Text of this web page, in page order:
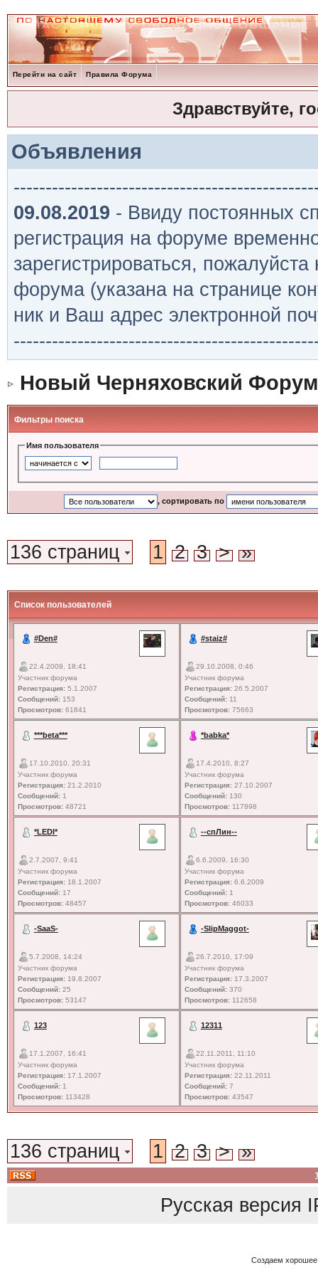
Перейти на сайт Правила Форума
Здравствуйте,
Объявления
09.08.2019 - Ввиду постоянных
регистрация на форуме
зарегистрироваться,
форума (указана на странице
ник и Ваш адрес электронной
Новый Черняховский Форум
Фильтры поиска
Имя пользователя
, сортировать по
136 страниц 1 2 3 > »
Список пользователей
#Den#
22.4.2009, 18:41
Участник форума
Регистрация:5.1.2007
Сообщений:153
Просмотров:61841
#staiz#
29.10.2008, 0:46
Участник форума
Регистрация:26.5.2007
Сообщений:11
Просмотров:75663
***beta***
17.10.2010, 20:31
Участник форума
Регистрация:21.2.2010
Сообщений:1
Просмотров:48721
*babka*
17.4.2010, 8:27
Участник форума
Регистрация:27.10.2007
Сообщений:130
Просмотров:117898
*LEDI*
2.7.2007, 9:41
Участник форума
Регистрация:18.1.2007
Сообщений:17
Просмотров:48457
--спЛин--
6.6.2009, 16:30
Участник форума
Регистрация:6.6.2009
Сообщений:1
Просмотров:46033
-SaaS-
5.7.2008, 14:24
Участник форума
Регистрация:19.8.2007
Сообщений:25
Просмотров:53147
-SlipMaggot-
26.7.2010, 17:09
Участник форума
Регистрация:17.3.2007
Сообщений:370
Просмотров:112658
123
17.1.2007, 16:41
Участник форума
Регистрация:17.1.2007
Сообщений:1
Просмотров:113428
12311
22.11.2011, 11:10
Участник форума
Регистрация:22.11.2011
Сообщений:7
Просмотров:43547
136 страниц 1 2 3 > »
Русская версия
Создаем